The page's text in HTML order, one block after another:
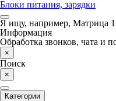
Блоки питания, зарядки
Я ищу, например, Матрица
Информация
Обработка звонков, чата и
×
Поиск
×
Категории